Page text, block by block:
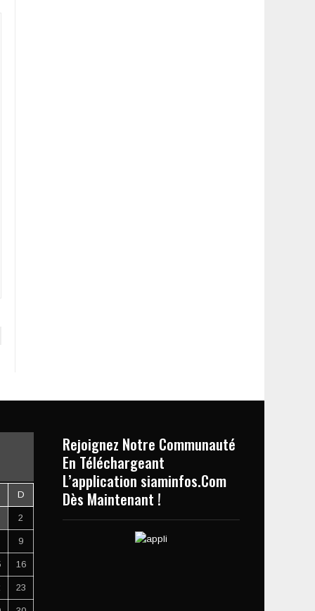
D
2
9
16
23
Rejoignez Notre Communauté
En Téléchargeant
L’application siaminfos.Com
Dès Maintenant !